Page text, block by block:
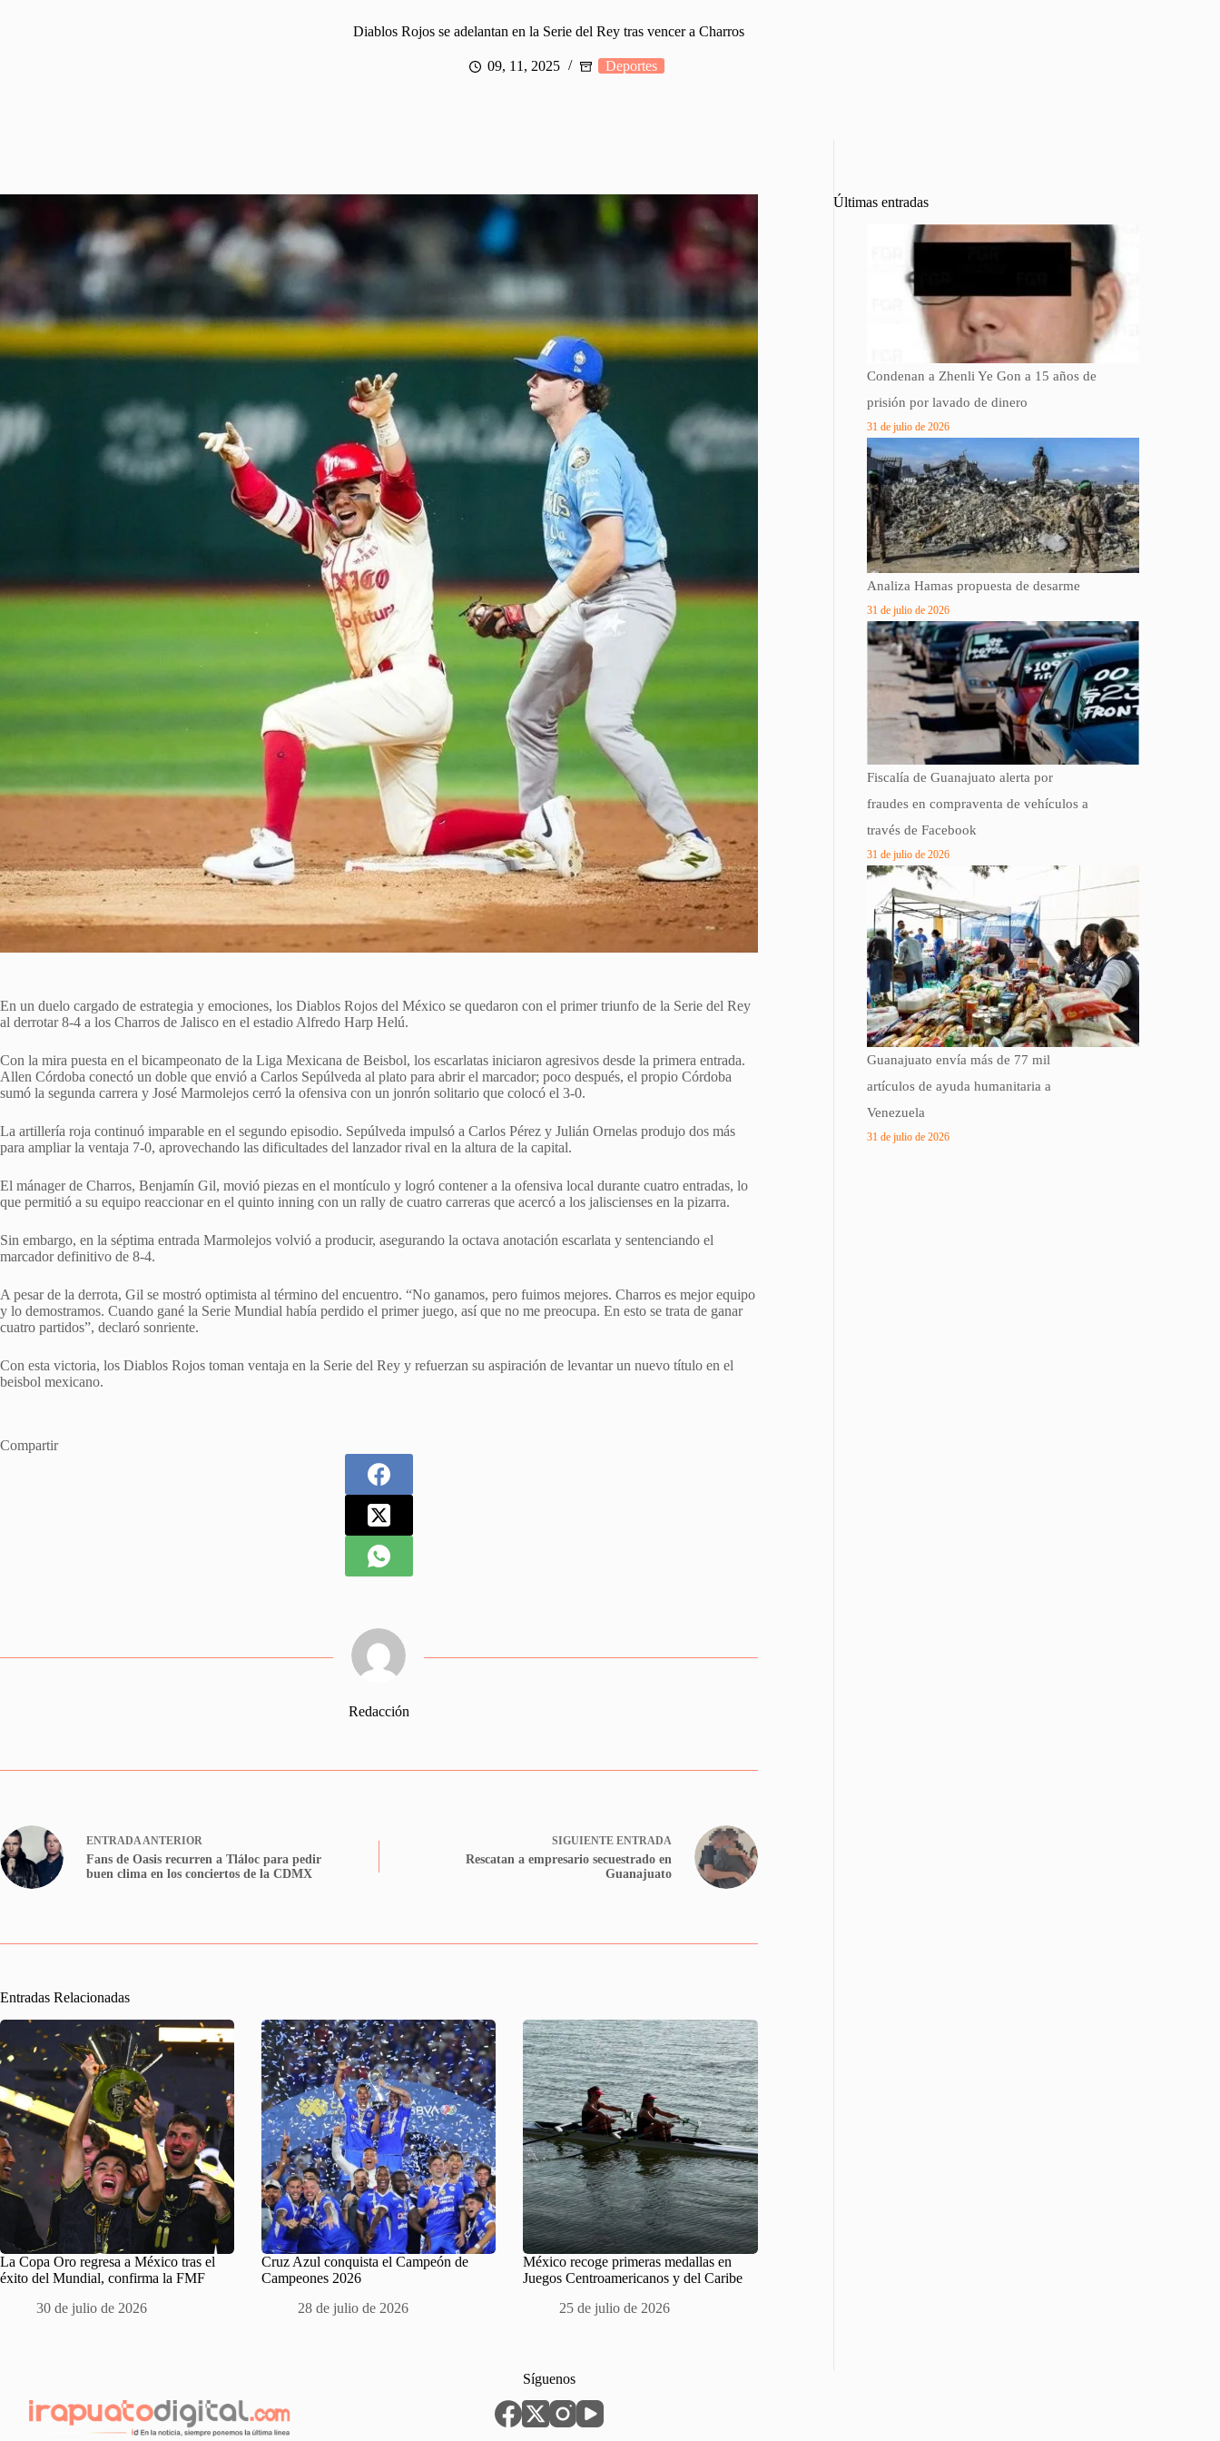
Diablos Rojos se adelantan en la Serie del Rey tras vencer a Charros
09, 11, 2025 Deportes
En un duelo cargado de estrategia y emociones, los Diablos Rojos del México se quedaron con el primer triunfo de la Serie del Rey
al derrotar 8-4 a los Charros de Jalisco en el estadio Alfredo Harp Helú.
Con la mira puesta en el bicampeonato de la Liga Mexicana de Beisbol, los escarlatas iniciaron agresivos desde la primera entrada.
Allen Córdoba conectó un doble que envió a Carlos Sepúlveda al plato para abrir el marcador; poco después, el propio Córdoba
sumó la segunda carrera y José Marmolejos cerró la ofensiva con un jonrón solitario que colocó el 3-0.
La artillería roja continuó imparable en el segundo episodio. Sepúlveda impulsó a Carlos Pérez y Julián Ornelas produjo dos más
para ampliar la ventaja 7-0, aprovechando las dificultades del lanzador rival en la altura de la capital.
El mánager de Charros, Benjamín Gil, movió piezas en el montículo y logró contener a la ofensiva local durante cuatro entradas, lo
que permitió a su equipo reaccionar en el quinto inning con un rally de cuatro carreras que acercó a los jaliscienses en la pizarra.
Sin embargo, en la séptima entrada Marmolejos volvió a producir, asegurando la octava anotación escarlata y sentenciando el
marcador definitivo de 8-4.
A pesar de la derrota, Gil se mostró optimista al término del encuentro. “No ganamos, pero fuimos mejores. Charros es mejor equipo
y lo demostramos. Cuando gané la Serie Mundial había perdido el primer juego, así que no me preocupa. En esto se trata de ganar
cuatro partidos”, declaró sonriente.
Con esta victoria, los Diablos Rojos toman ventaja en la Serie del Rey y refuerzan su aspiración de levantar un nuevo título en el
beisbol mexicano.
Compartir
Redacción
ENTRADAANTERIOR
Fans de Oasis recurren a Tláloc para pedir
buen clima en los conciertos de la CDMX
SIGUIENTE ENTRADA
Rescatan a empresario secuestrado en
Guanajuato
Entradas Relacionadas
La Copa Oro regresa a México tras el
éxito del Mundial, confirma la FMF
30 de julio de 2026
Cruz Azul conquista el Campeón de
Campeones 2026
28 de julio de 2026
México recoge primeras medallas en
Juegos Centroamericanos y del Caribe
25 de julio de 2026
Últimas entradas
Condenan a Zhenli Ye Gon a 15 años de
prisión por lavado de dinero
31 de julio de 2026
Analiza Hamas propuesta de desarme
31 de julio de 2026
Fiscalía de Guanajuato alerta por
fraudes en compraventa de vehículos a
través de Facebook
31 de julio de 2026
Guanajuato envía más de 77 mil
artículos de ayuda humanitaria a
Venezuela
31 de julio de 2026
Síguenos